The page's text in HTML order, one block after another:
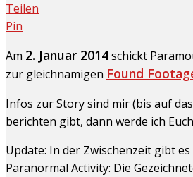
Teilen
Pin
Am 2. Januar 2014schickt
zur gleichnamigen Found
Infos zur Story sind mir (bis auf
berichten gibt, dann werde ich
Update: In der Zwischenzeit gibt
Paranormal Activity: Die